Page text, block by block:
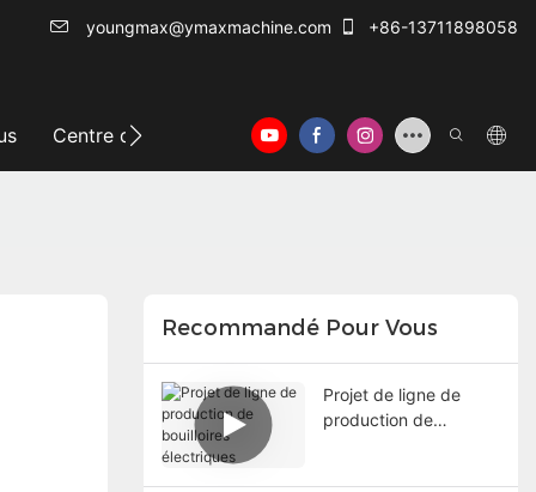
youngmax@ymaxmachine.com +86-13711898058
Centre d'info Nous contacter
Recommandé Pour Vous
Projet de ligne de
production de